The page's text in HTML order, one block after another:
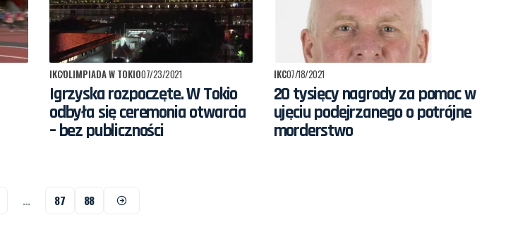
IKCOLIMPIADA W TOKIO07/23/2021
Igrzyska rozpoczęte. W Tokio
odbyła się ceremonia otwarcia
– bez publiczności
IKC07/18/2021
20 tysięcy nagrody za pomoc w
ujęciu podejrzanego o potrójne
morderstwo
… 87 88